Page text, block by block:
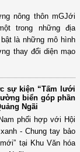
nông thôn mGJới
trong những địa
là những mô hình
thay đổi diện mạo
sự kiện “Tấm lưới
biển góp phần
Ngãi
phối hợp với Hội
- Chung tay bảo
tại Khu Văn hóa